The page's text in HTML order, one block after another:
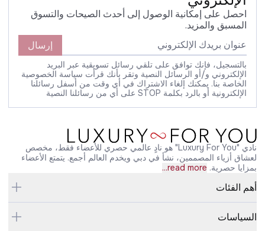
احصل على إمكانية الوصول إلى أحدث الصيحات والتسوق
المسبق والمزيد.
إرسال
بالتسجيل، فإنك توافق على تلقي رسائل تسويقية عبر البريد
الإلكتروني و/أو الرسائل النصية وتقر بأنك قرأت سياسة الخصوصية
الخاصة بنا. يمكنك إلغاء الاشتراك في أي وقت من أسفل رسائلنا
الإلكترونية أو بالرد بكلمة STOP على أي من رسائلنا النصية
نادي "Luxury For You" هو نادٍ عالمي حصري للأعضاء فقط، مخصص
لعشاق أزياء المصممين، نشأ في دبي ويخدم العالم أجمع. يتمتع الأعضاء
بمزايا حصرية. read more...
أهم الفئات
السياسات